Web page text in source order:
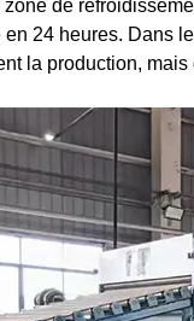
zone de
en 24 heures. Dans
la production,